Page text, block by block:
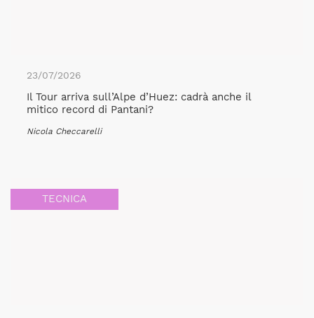
23/07/2026
Il Tour arriva sull’Alpe d’Huez: cadrà anche il
mitico record di Pantani?
Nicola Checcarelli
TECNICA